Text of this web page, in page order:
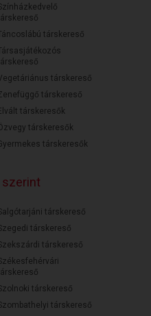
társkereső
társkereső
társkereső
társkeresők
társkeresők
társkeresők
szerint
társkereső
társkereső
társkereső
társkereső
társkereső